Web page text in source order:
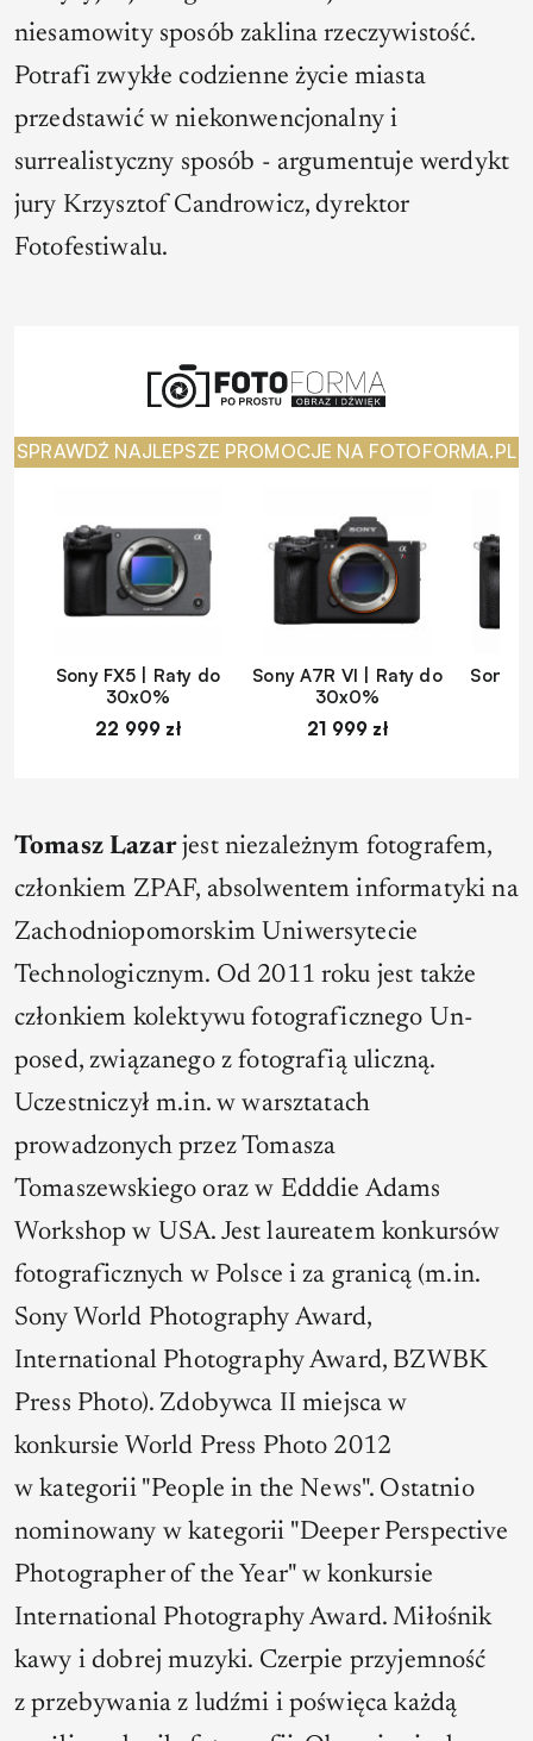
niesamowity sposób zaklina rzeczywistość.
Potrafi zwykłe codzienne życie miasta
przedstawić w niekonwencjonalny i
surrealistyczny sposób - argumentuje werdykt
jury Krzysztof Candrowicz, dyrektor
Fotofestiwalu.
SPRAWDŹ NAJLEPSZE PROMOCJE NA FOTOFORMA.PL
Sony FX5 | Raty do
30x0%
22 999 zł
Sony A7R VI | Raty do
30x0%
21 999 zł
Sony
Tomasz Lazarjest niezależnym fotografem,
członkiem ZPAF, absolwentem informatyki na
Zachodniopomorskim Uniwersytecie
Technologicznym. Od 2011 roku jest także
członkiem kolektywu fotograficznego Un-
posed, związanego z fotografią uliczną.
Uczestniczył m.in. w warsztatach
prowadzonych przez Tomasza
Tomaszewskiego oraz w Edddie Adams
Workshop w USA. Jest laureatem konkursów
fotograficznych w Polsce i za granicą (m.in.
Sony World Photography Award,
International Photography Award, BZWBK
Press Photo). Zdobywca II miejsca w
konkursie World Press Photo 2012
w kategorii "People in the News". Ostatnio
nominowany w kategorii "Deeper Perspective
Photographer of the Year" w konkursie
International Photography Award. Miłośnik
kawy i dobrej muzyki. Czerpie przyjemność
z przebywania z ludźmi i poświęca każdą